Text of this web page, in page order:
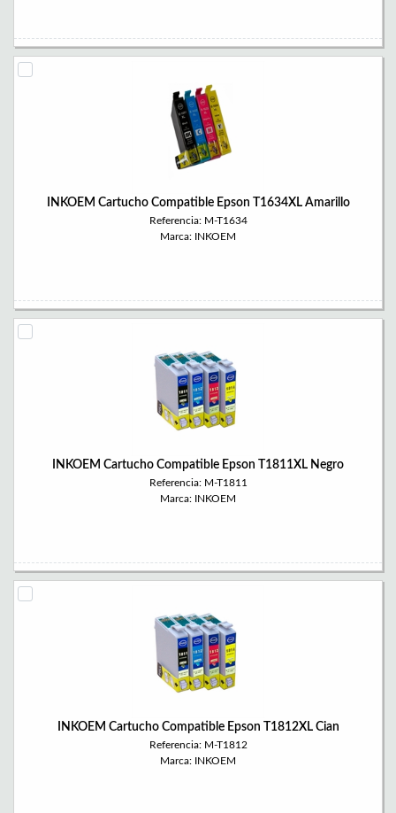
INKOEM Cartucho Compatible Epson T1634XL Amarillo
Referencia: M-T1634
Marca: INKOEM
INKOEM Cartucho Compatible Epson T1811XL Negro
Referencia: M-T1811
Marca: INKOEM
INKOEM Cartucho Compatible Epson T1812XL Cian
Referencia: M-T1812
Marca: INKOEM